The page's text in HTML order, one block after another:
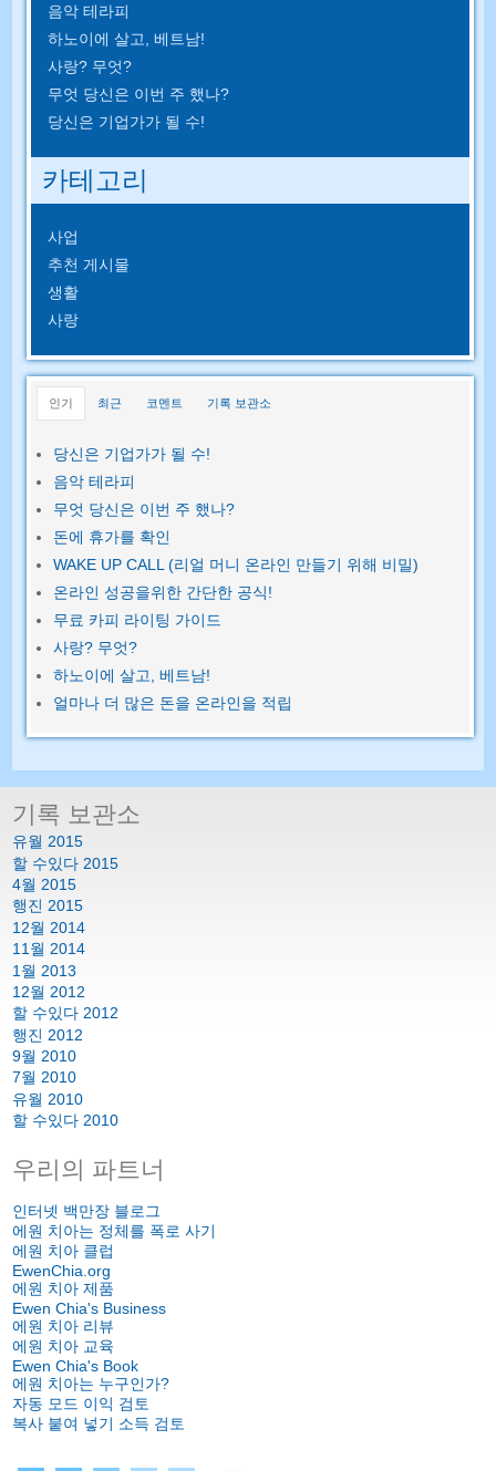
음악 테라피
하노이에 살고, 베트남!
사랑? 무엇?
무엇 당신은 이번 주 했나?
당신은 기업가가 될 수!
카테고리
사업
추천 게시물
생활
사랑
인기 최근 코멘트 기록 보관소
당신은 기업가가 될 수!
음악 테라피
무엇 당신은 이번 주 했나?
돈에 휴가를 확인
WAKE UP CALL (리얼 머니 온라인 만들기 위해 비밀)
온라인 성공을위한 간단한 공식!
무료 카피 라이팅 가이드
사랑? 무엇?
하노이에 살고, 베트남!
얼마나 더 많은 돈을 온라인을 적립
기록 보관소
유월 2015
할 수있다 2015
4월 2015
행진 2015
12월 2014
11월 2014
1월 2013
12월 2012
할 수있다 2012
행진 2012
9월 2010
7월 2010
유월 2010
할 수있다 2010
우리의 파트너
인터넷 백만장 블로그
에원 치아는 정체를 폭로 사기
에원 치아 클럽
EwenChia.org
에원 치아 제품
Ewen Chia's Business
에원 치아 리뷰
에원 치아 교육
Ewen Chia's Book
에원 치아는 누구인가?
자동 모드 이익 검토
복사 붙여 넣기 소득 검토